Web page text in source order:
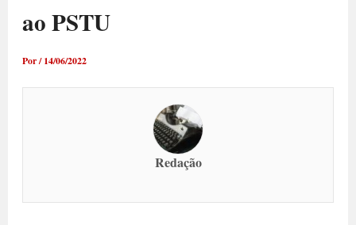
ao PSTU
Por/14/06/2022
Redação